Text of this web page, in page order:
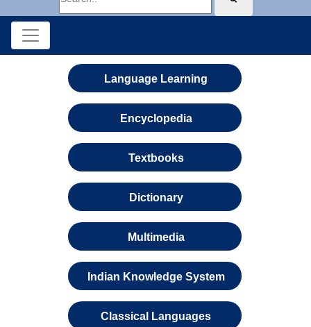
Language Learning
Encyclopedia
Textbooks
Dictionary
Multimedia
Indian Knowledge System
Classical Languages